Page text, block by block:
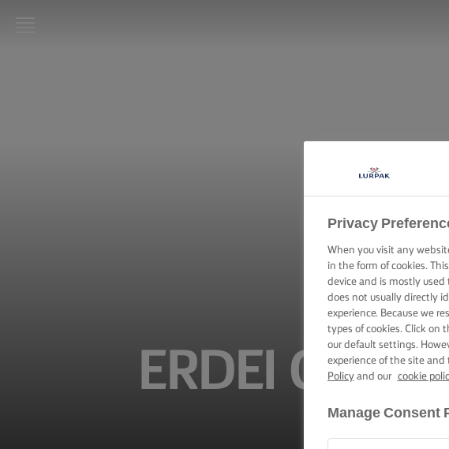
ERDEI
Privacy
When you visit any
in the form of cookies.
device and is mostly
does not usually directly
experience. Because we
types of cookies. Click on
our default settings.
experience of the site and
Policyand our cookie
Manage Consent